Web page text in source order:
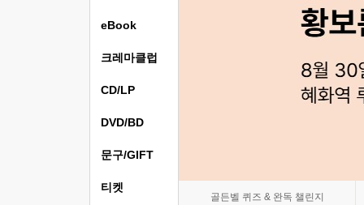
골든벨 퀴즈 & 완독 챌린지
eBook
크레마클럽
CD/LP
DVD/BD
문구/GIFT
티켓